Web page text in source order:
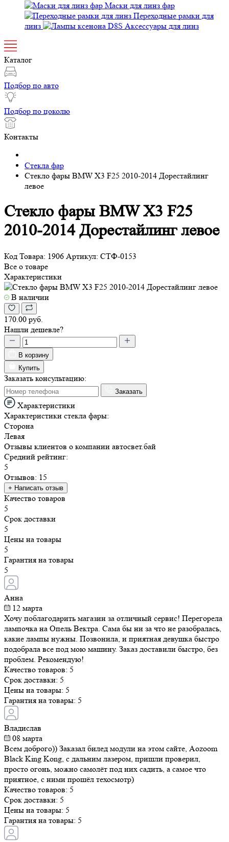
Маски для линз фар
Переходные рамки для
линз
Аксессуары для линз
Каталог
Подбор по авто
Подбор по цоколю
Контакты
Стекла фар
Стекло фары BMW X3 F25 2010-2014 Дорестайлинг
левое
Стекло фары BMW X3 F25
2010-2014 Дорестайлинг левое
Код Товара: 1906 Артикул: СТФ-0153
Все о товаре
Характеристики
В наличии
170.00 руб.
Нашли дешевле?
В корзину
Купить
Заказать консультацию:
Заказать
Характеристики
Характеристики стекла фары:
Сторона
Левая
Отзывы клиентов о компании автосвет.бай
Средний рейтинг:
5
Отзывов: 15
+ Написать отзыв
Качество товаров
5
Срок доставки
5
Цены на товары
5
Гарантия на товары
5
Анна
12 марта
Хочу поблагодарить магазин за отличный сервис! Перегорела
лампочка на Опель Вектра. Сама бы ни за что не разобралась,
какие лампы нужны. Позвонила, и приятная девушка быстро
подобрала все под мою машину. Заказ доставили быстро, без
проблем. Рекомендую!
Качество товаров: 5
Срок доставки: 5
Цены на товары: 5
Гарантия на товары: 5
Владислав
08 марта
Всем доброго)) Заказал билед модули на этом сайте, Aozoom
Black King Kong, с дальним лазером, пришли проверил,
просто огонь, можно самолёт под них садить, а самое что
приятное, с ними прошёл техосмотр)
Качество товаров: 5
Срок доставки: 5
Цены на товары: 5
Гарантия на товары: 5